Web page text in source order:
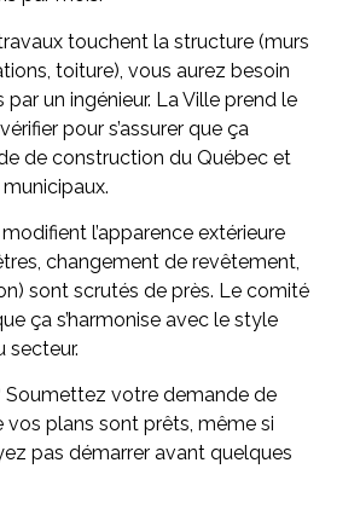
touchent la structure (murs
toiture), vous aurez besoin
par un ingénieur. La Ville prend le
pour s’assurer que ça
de construction du Québec et
l’apparence extérieure
changement de revêtement,
sont scrutés de près. Le comité
ça s’harmonise avec le style
secteur.
Soumettez votre demande de
vos plans sont prêts, même si
pas démarrer avant quelques